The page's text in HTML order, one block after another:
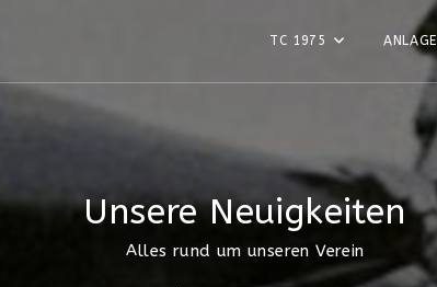
TC 1975 ANLAGE
Unsere Neuigkeiten
Alles rund um unseren Verein